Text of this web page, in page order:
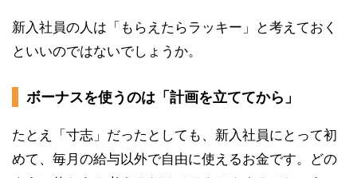
新入社員の人は「もらえたらラッキー」と考えておく
といいのではないでしょうか。
ボーナスを使うのは「計画を立ててから」
たとえ「寸志」だったとしても、新入社員にとって初
めて、毎月の給与以外で自由に使えるお金です。どの